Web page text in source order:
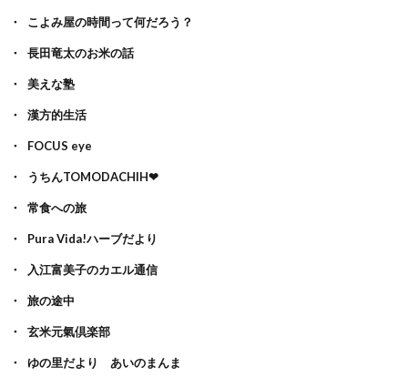
こよみ屋の時間って何だろう？
長田竜太のお米の話
美えな塾
漢方的生活
FOCUS eye
うちんTOMODACHIH❤
常食への旅
Pura Vida!ハーブだより
入江富美子のカエル通信
旅の途中
玄米元氣倶楽部
ゆの里だより あいのまんま